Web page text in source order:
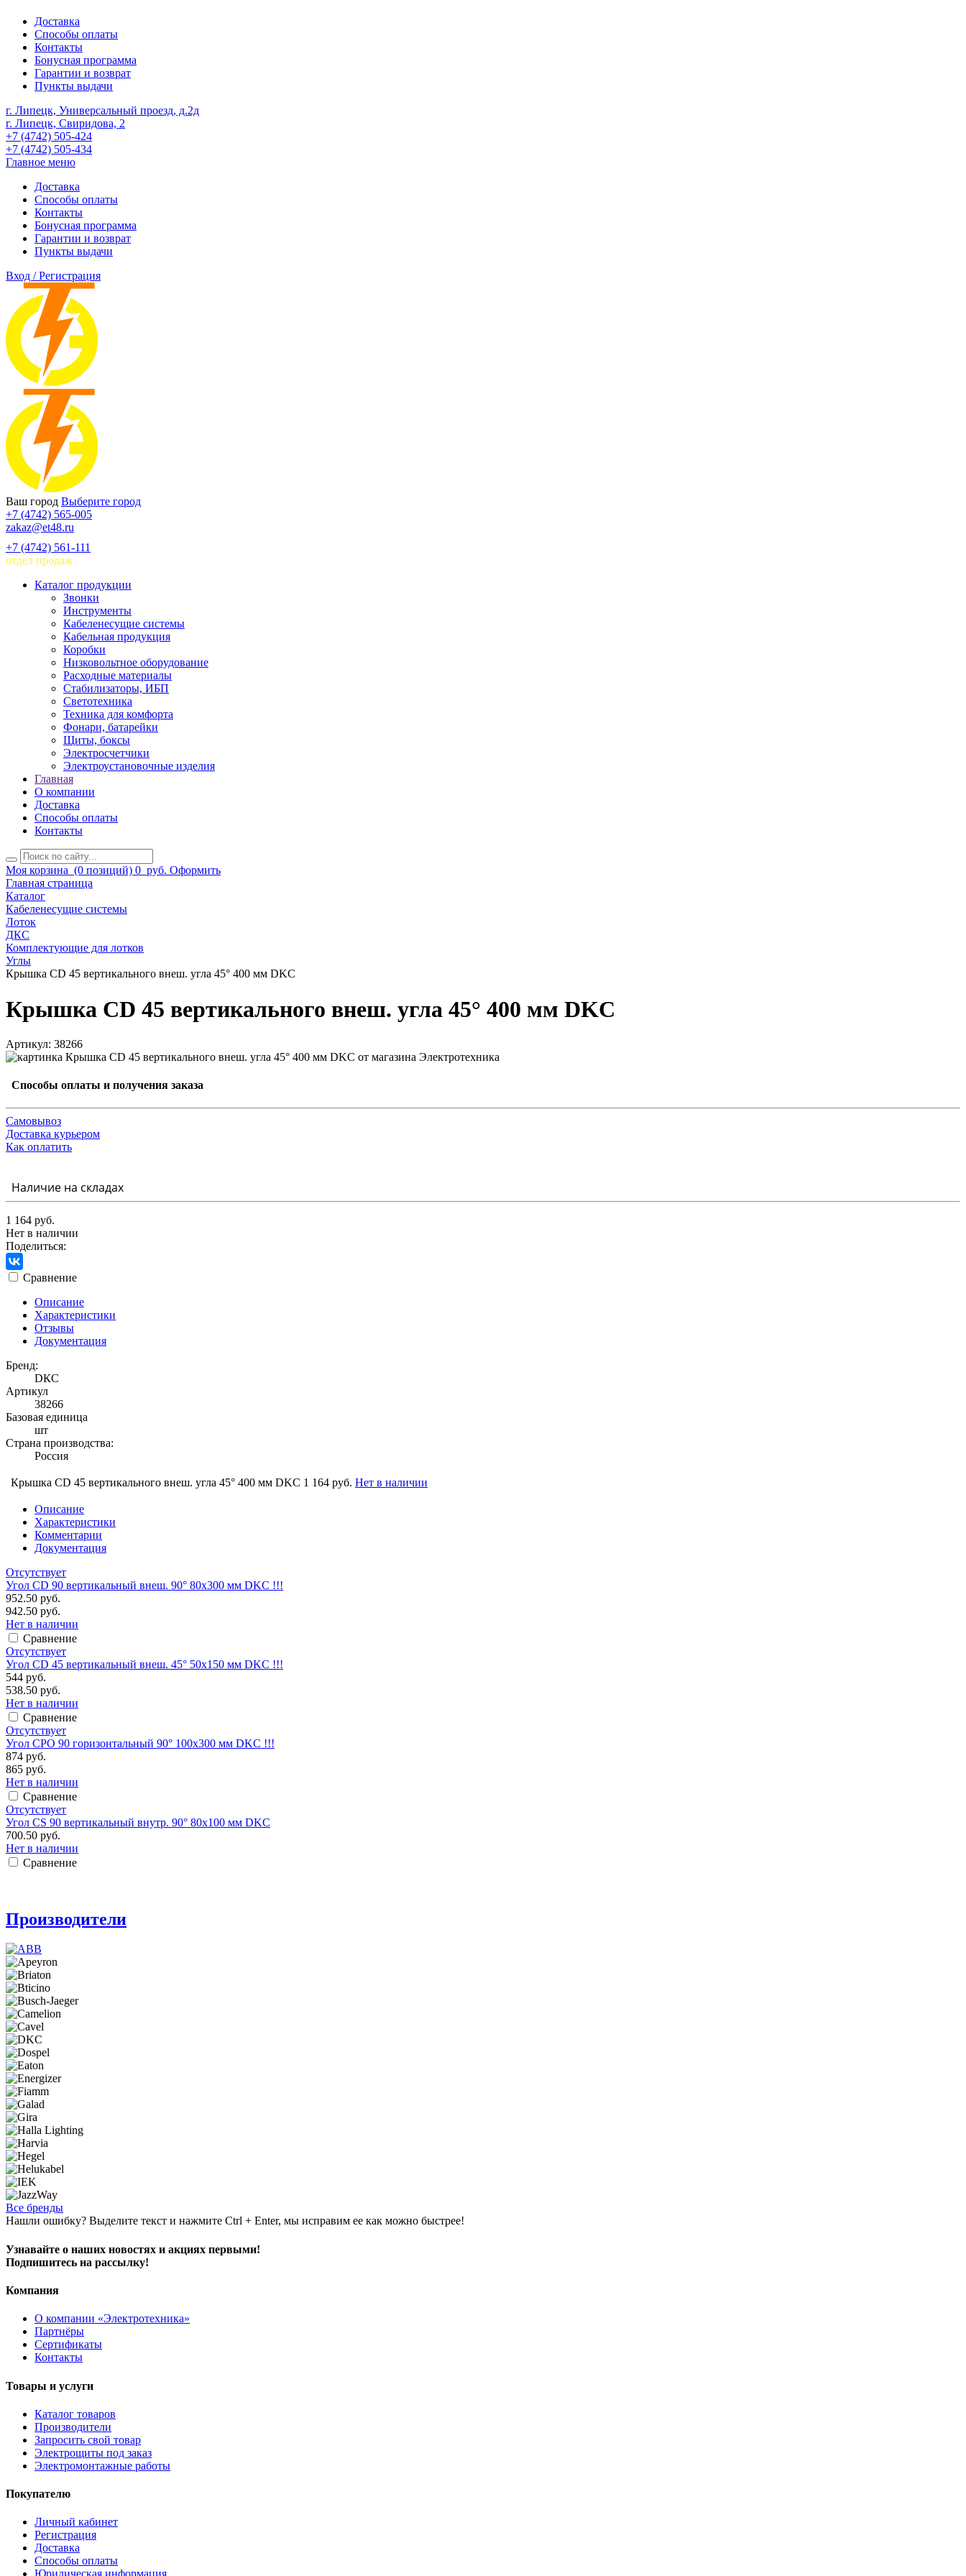
Доставка
Способы оплаты
Контакты
Бонусная программа
Гарантии и возврат
Пункты выдачи
г. Липецк, Универсальный проезд, д.2д
г. Липецк, Свиридова, 2
+7 (4742) 505-424
+7 (4742) 505-434
Главное меню
Доставка
Способы оплаты
Контакты
Бонусная программа
Гарантии и возврат
Пункты выдачи
Вход / Регистрация
Ваш город Выберите город
+7 (4742) 565-005
zakaz@et48.ru
+7 (4742) 561-111
отдел продаж
Каталог продукции
Звонки
Инструменты
Кабеленесущие системы
Кабельная продукция
Коробки
Низковольтное оборудование
Расходные материалы
Стабилизаторы, ИБП
Светотехника
Техника для комфорта
Фонари, батарейки
Щиты, боксы
Электросчетчики
Электроустановочные изделия
Главная
О компании
Доставка
Способы оплаты
Контакты
Моя корзина (0 позиций) 0 руб. Оформить
Главная страница
Каталог
Кабеленесущие системы
Лоток
ДКС
Комплектующие для лотков
Углы
Крышка CD 45 вертикального внеш. угла 45° 400 мм DKC
Крышка CD 45 вертикального внеш. угла 45° 400 мм DKC
Артикул: 38266
Способы оплаты и получения заказа
Самовывоз
Доставка курьером
Как оплатить
Наличие на складах
1 164 руб.
Нет в наличии
Поделиться:
Сравнение
Описание
Характеристики
Отзывы
Документация
Бренд:
DКС
Артикул
38266
Базовая единица
шт
Страна производства:
Россия
Крышка CD 45 вертикального внеш. угла 45° 400 мм DKC 1 164 руб. Нет в наличии
Описание
Характеристики
Комментарии
Документация
Отсутствует
Угол CD 90 вертикальный внеш. 90° 80х300 мм DKC !!!
952.50 руб.
942.50 руб.
Нет в наличии
Сравнение
Отсутствует
Угол CD 45 вертикальный внеш. 45° 50х150 мм DKC !!!
544 руб.
538.50 руб.
Нет в наличии
Сравнение
Отсутствует
Угол CPO 90 горизонтальный 90° 100х300 мм DKC !!!
874 руб.
865 руб.
Нет в наличии
Сравнение
Отсутствует
Угол CS 90 вертикальный внутр. 90° 80х100 мм DKC
700.50 руб.
Нет в наличии
Сравнение
Производители
Все бренды
Нашли ошибку? Выделите текст и нажмите Ctrl + Enter, мы исправим ее как можно быстрее!
Узнавайте о наших новостях и акциях первыми!
Подпишитесь на рассылку!
Компания
О компании «Электротехника»
Партнёры
Сертификаты
Контакты
Товары и услуги
Каталог товаров
Производители
Запросить свой товар
Электрощиты под заказ
Электромонтажные работы
Покупателю
Личный кабинет
Регистрация
Доставка
Способы оплаты